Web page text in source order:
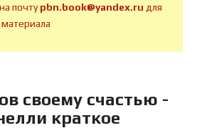
почтуpbn.book@yandex.ru для
своему счастью -
краткое